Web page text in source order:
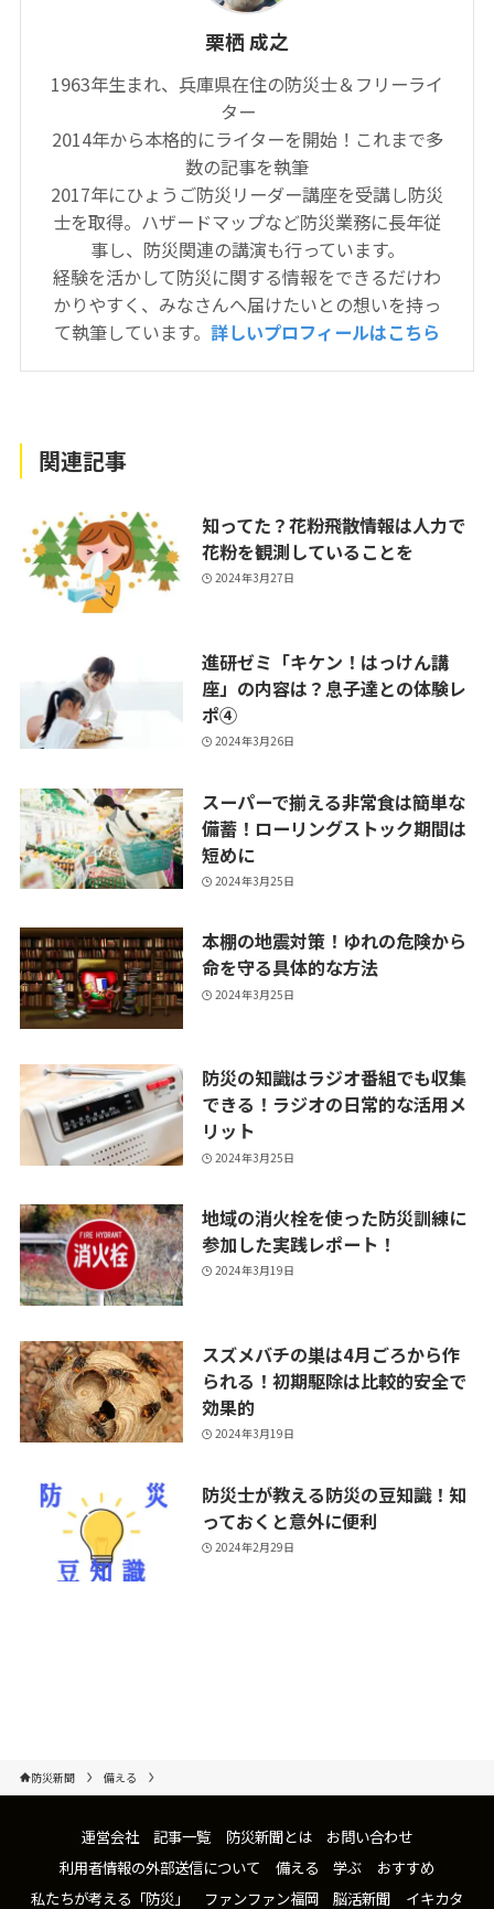
栗栖 成之
1963年生まれ、兵庫県在住の防災士＆フリーライ
ター
2014年から本格的にライターを開始！これまで多
数の記事を執筆
2017年にひょうご防災リーダー講座を受講し防災
士を取得。ハザードマップなど防災業務に長年従
事し、防災関連の講演も行っています。
経験を活かして防災に関する情報をできるだけわ
かりやすく、みなさんへ届けたいとの想いを持っ
て執筆しています。 詳しいプロフィールはこちら
関連記事
知ってた？花粉飛散情報は人力で
花粉を観測していることを
2024年3月27日
進研ゼミ「キケン！はっけん講
座」の内容は？息子達との体験レ
ポ④
2024年3月26日
スーパーで揃える非常食は簡単な
備蓄！ローリングストック期間は
短めに
2024年3月25日
本棚の地震対策！ゆれの危険から
命を守る具体的な方法
2024年3月25日
防災の知識はラジオ番組でも収集
できる！ラジオの日常的な活用メ
リット
2024年3月25日
地域の消火栓を使った防災訓練に
参加した実践レポート！
2024年3月19日
スズメバチの巣は4月ごろから作
られる！初期駆除は比較的安全で
効果的
2024年3月19日
防災士が教える防災の豆知識！知
っておくと意外に便利
2024年2月29日
防災新聞 備える
運営会社 記事一覧 防災新聞とは
お問い合わせ
利用者情報の外部送信について
備える 学ぶ
おすすめ
私たちが考える「防災」
ファンファン福岡 脳活新聞 イキカタ